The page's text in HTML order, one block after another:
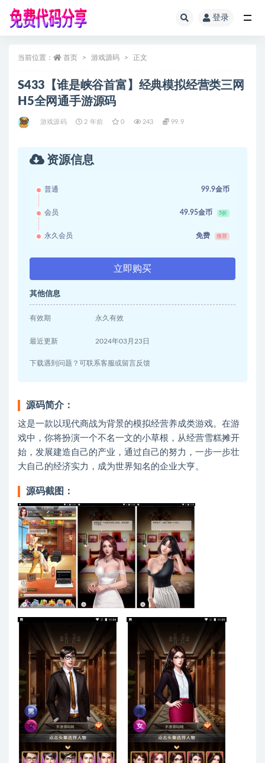
登录
当前位置： 首页 游戏源码 正文
S433【谁是峡谷首富】经典模拟经营类三网
H5全网通手游源码
游戏源码 2 年前 0 243 99.9
资源信息
普通 99.9金币
会员 49.95金币 5折
永久会员 免费 推荐
立即购买
其他信息
有效期 永久有效
最近更新 2024年03月23日
下载遇到问题？可联系客服或留言反馈
源码简介：
这是一款以现代商战为背景的模拟经营养成类游戏。在游
戏中，你将扮演一个不名一文的小草根，从经营雪糕摊开
始，发展建造自己的产业，通过自己的努力，一步一步壮
大自己的经济实力，成为世界知名的企业大亨。
源码截图：